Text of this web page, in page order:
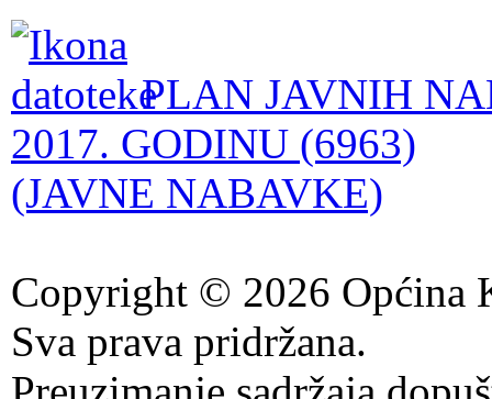
PLAN JAVNIH
2017. GODINU (6963)
(JAVNE NABAVKE)
Copyright © 2026 Općina
Sva prava pridržana.